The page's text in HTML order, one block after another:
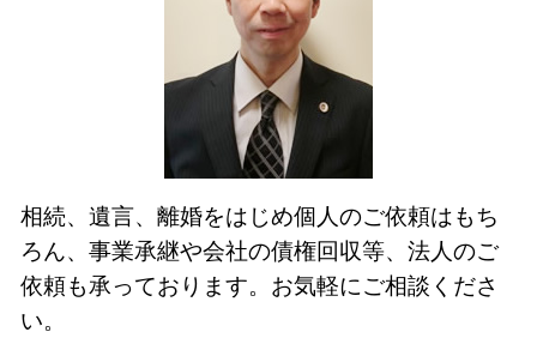
相続、遺言、離婚をはじめ個人のご依頼はもち
ろん、事業承継や会社の債権回収等、法人のご
依頼も承っております。お気軽にご相談くださ
い。